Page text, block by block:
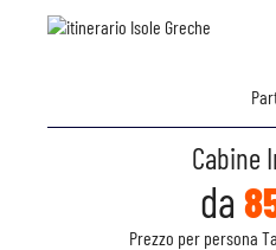
Cabine
da
Prezzo per persona